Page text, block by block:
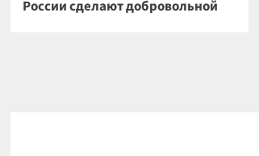
России сделают добровольной